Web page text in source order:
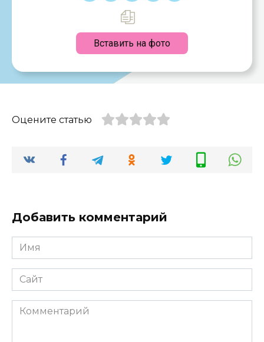
Вставить на фото
Оцените статью
Добавить комментарий
Имя
*
Сайт
Комментарий